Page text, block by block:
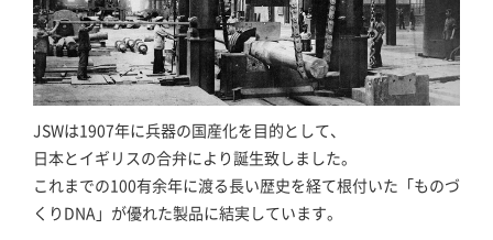
JSWは1907年に兵器の国産化を目的として、
日本とイギリスの合弁により誕生致しました。
これまでの100有余年に渡る長い歴史を経て根付いた「ものづ
くりDNA」が優れた製品に結実しています。